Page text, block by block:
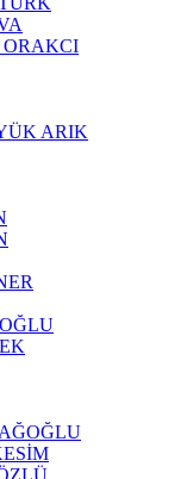
ORAKCI
ARIK